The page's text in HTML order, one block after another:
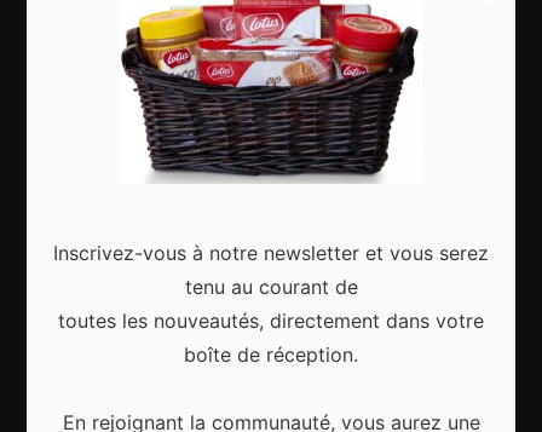
Articles récents
Inscrivez-vous à notre newsletter et vous serez
tenu au courant de
toutes les nouveautés, directement dans votre
boîte de réception.
En rejoignant la communauté, vous aurez une